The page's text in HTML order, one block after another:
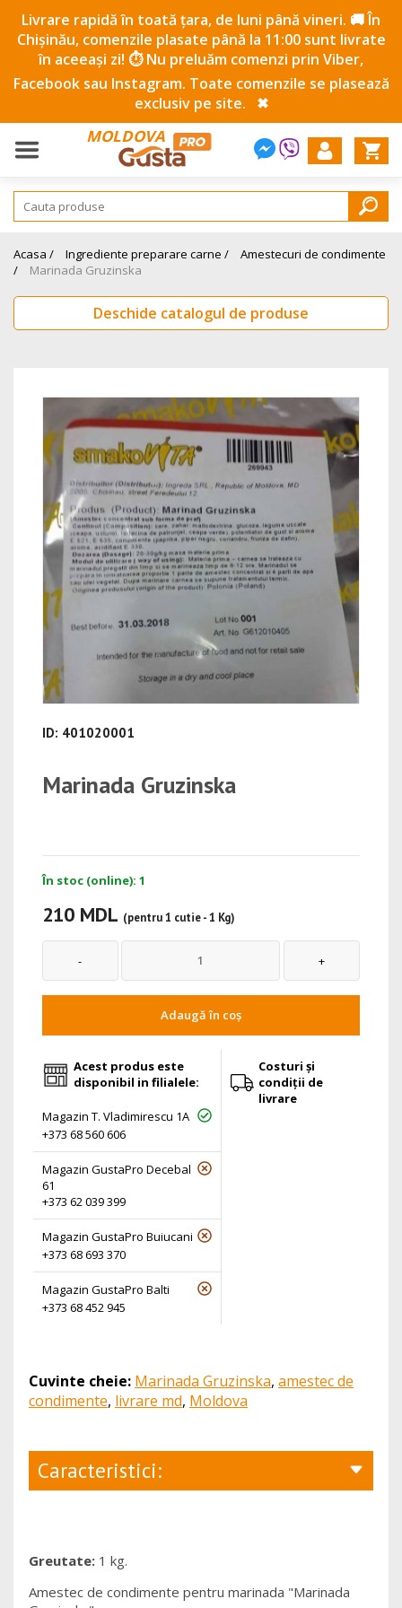
Livrare rapidă în toată țara, de luni până vineri. 🚚 În
Chișinău, comenzile plasate până la 11:00 sunt livrate
în aceeași zi! ⏱️ Nu preluăm comenzi prin Viber,
Facebook sau Instagram. Toate comenzile se plasează
exclusiv pe site.
✖
MOLDOVA
Acasa / Ingrediente preparare carne /
Amestecuri de condimente
/
Marinada Gruzinska
Deschide catalogul de produse
ID: 401020001
Marinada Gruzinska
În stoc (online): 1
210 MDL (pentru 1 cutie - 1 Kg)
Adaugă în coș
Acest produs este
disponibil in filialele:
Magazin T. Vladimirescu 1A
+373 68 560 606
Magazin GustaPro Decebal
61
+373 62 039 399
Magazin GustaPro Buiucani
+373 68 693 370
Magazin GustaPro Balti
+373 68 452 945
Costuri și
condiții de
livrare
Cuvinte cheie: Marinada Gruzinska, amestec de
condimente, livrare md, Moldova
Caracteristici:
Greutate: 1 kg.
Amestec de condimente pentru marinada "Marinada